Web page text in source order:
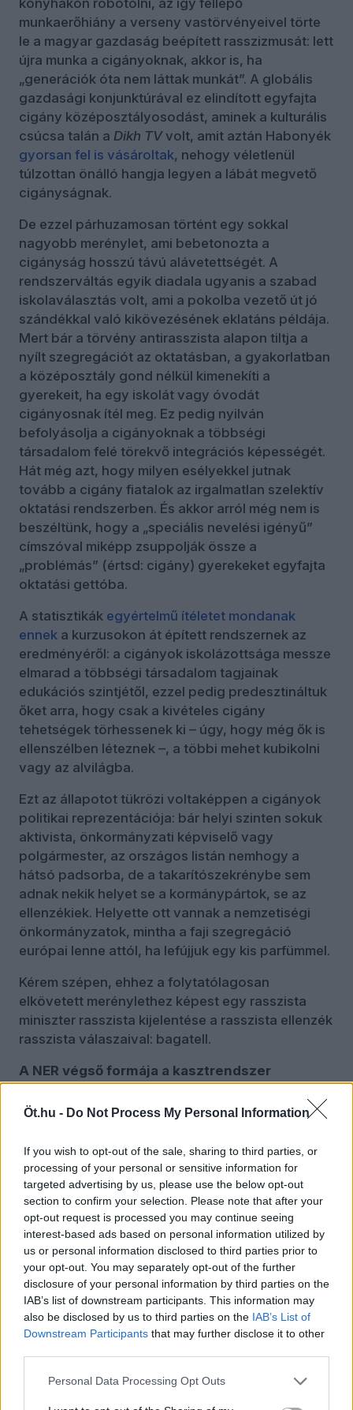
Öt.hu - Do Not Process My Personal Information
If you wish to opt-out of the sale, sharing to third parties, or
processing of your personal or sensitive information for
targeted advertising by us, please use the below opt-out
section to confirm your selection. Please note that after your
opt-out request is processed you may continue seeing
interest-based ads based on personal information utilized by
us or personal information disclosed to third parties prior to
your opt-out. You may separately opt-out of the further
disclosure of your personal information by third parties on the
IAB’s list of downstream participants. This information may
also be disclosed by us to third parties on the IAB’s List of
Downstream Participants that may further disclose it to other
Personal Data Processing Opt Outs
konyhákon robotolni, az így fellépő
munkaerőhiány a verseny vastörvényeivel törte
le a magyar gazdaság beépített rasszizmusát: lett
újra munka a cigányoknak, akkor is, ha
„generációk óta nem láttak munkát”. A globális
gazdasági konjunktúrával ez elindított egyfajta
cigány középosztályosodást, aminek a kulturális
csúcsa talán a Dikh TVvolt, amit aztán Habonyék
gyorsan fel is vásároltak, nehogy véletlenül
túlzottan önálló hangja legyen a lábát megvető
cigányságnak.
De ezzel párhuzamosan történt egy sokkal
nagyobb merénylet, ami bebetonozta a
cigányság hosszú távú alávetettségét. A
rendszerváltás egyik diadala ugyanis a szabad
iskolaválasztás volt, ami a pokolba vezető út jó
szándékkal való kikövezésének eklatáns példája.
Mert bár a törvény antirasszista alapon tiltja a
nyílt szegregációt az oktatásban, a gyakorlatban
a középosztály gond nélkül kimenekíti a
gyerekeit, ha egy iskolát vagy óvodát
cigányosnak ítél meg. Ez pedig nyilván
befolyásolja a cigányoknak a többségi
társadalom felé törekvő integrációs képességét.
Hát még azt, hogy milyen esélyekkel jutnak
tovább a cigány fiatalok az irgalmatlan szelektív
oktatási rendszerben. És akkor arról még nem is
beszéltünk, hogy a „speciális nevelési igényű”
címszóval miképp zsuppolják össze a
„problémás” (értsd: cigány) gyerekeket egyfajta
oktatási gettóba.
A statisztikák egyértelmű ítéletet mondanak
ennek a kurzusokon át épített rendszernek az
eredményéről: a cigányok iskolázottsága messze
elmarad a többségi társadalom tagjainak
edukációs szintjétől, ezzel pedig predesztináltuk
őket arra, hogy csak a kivételes cigány
tehetségek törhessenek ki – úgy, hogy még ők is
ellenszélben léteznek –, a többi mehet kubikolni
vagy az alvilágba.
Ezt az állapotot tükrözi voltaképpen a cigányok
politikai reprezentációja: bár helyi szinten sokuk
aktivista, önkormányzati képviselő vagy
polgármester, az országos listán nemhogy a
hátsó padsorba, de a takarítószekrénybe sem
adnak nekik helyet se a kormánypártok, se az
ellenzékiek. Helyette ott vannak a nemzetiségi
önkormányzatok, mintha a faji szegregáció
európai lenne attól, ha lefújjuk egy kis parfümmel.
Kérem szépen, ehhez a folytatólagosan
elkövetett merénylethez képest egy rasszista
miniszter rasszista kijelentése a rasszista ellenzék
rasszista válaszaival: bagatell.
A NER végső formája a kasztrendszer
Hogy Lázár János megmondta az őszintét,
miszerint itt a cigány szerepe a vécék
NER-konstruálta aljas valóságot,
valóságtervezetet. Mert a közvélekedéssel
ellentétben
a cigányokat nem a bőrszínűk miatt
vetik meg azok, akik megvetik őket,
hanem a társadalmi státuszuk
miatt, valamint az ebből fakadó
miatt, melyek nem konformak a